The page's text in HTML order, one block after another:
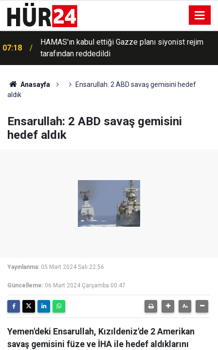
07:18
HAMAS'ın kabul ettiği Gazze planı siyonist rejim
tarafından reddedildi
Anasayfa
Ensarullah: 2 ABD savaş gemisini hedef
aldık
Ensarullah: 2 ABD savaş gemisini
hedef aldık
Yayınlanma: 05 Mart 2024 Salı 22:56
Güncelleme: 06 Mart 2024 Çarşamba 00:47
Yemen'deki Ensarullah, Kızıldeniz'de 2 Amerikan
savaş gemisini füze ve İHA ile hedef aldıklarını